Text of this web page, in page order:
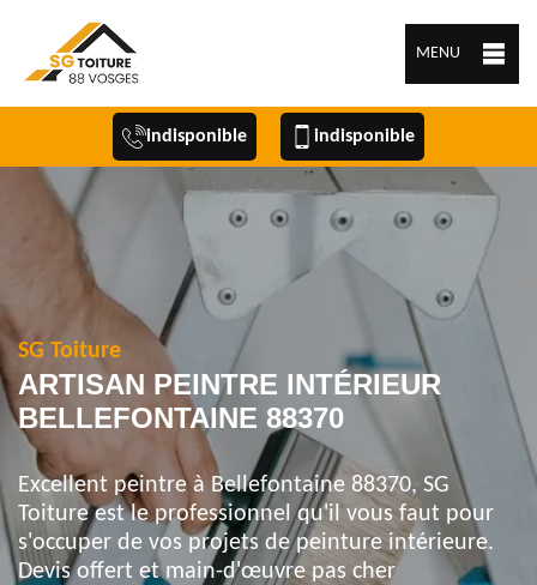
MENU
indisponible indisponible
SG Toiture
ARTISAN PEINTRE INTÉRIEUR
BELLEFONTAINE 88370
Excellent peintre à Bellefontaine 88370, SG
Toiture est le professionnel qu'il vous faut pour
s'occuper de vos projets de peinture intérieure.
Devis offert et main-d'œuvre pas cher